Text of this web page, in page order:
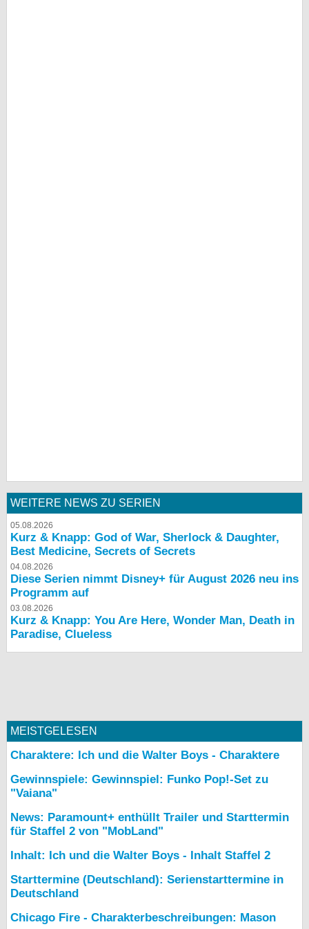
WEITERE NEWS ZU SERIEN
05.08.2026
Kurz & Knapp: God of War, Sherlock & Daughter,
Best Medicine, Secrets of Secrets
04.08.2026
Diese Serien nimmt Disney+ für August 2026 neu ins
Programm auf
03.08.2026
Kurz & Knapp: You Are Here, Wonder Man, Death in
Paradise, Clueless
MEISTGELESEN
Charaktere: Ich und die Walter Boys - Charaktere
Gewinnspiele: Gewinnspiel: Funko Pop!-Set zu
"Vaiana"
News: Paramount+ enthüllt Trailer und Starttermin
für Staffel 2 von "MobLand"
Inhalt: Ich und die Walter Boys - Inhalt Staffel 2
Starttermine (Deutschland): Serienstarttermine in
Deutschland
Chicago Fire - Charakterbeschreibungen: Mason